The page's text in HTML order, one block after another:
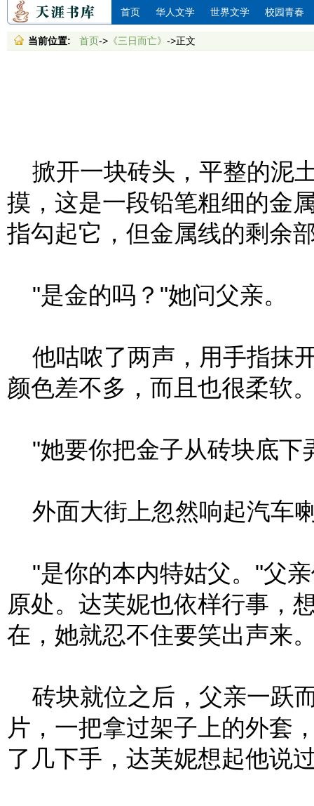
首页 华人文学 世界文学 校园青春
当前位置: 首页-> 《三日而亡》 ->正文
掀开一块砖头，平整的泥
摸，这是一段铅笔粗细的金
指勾起它，但金属线的剩余
"是金的吗？"她问父亲。
他咕哝了两声，用手指抹
颜色差不多，而且也很柔软
"她要你把金子从砖块底
外面大街上忽然响起汽车
"是你的本内特姑父。"父
原处。达芙妮也依样行事，
在，她就忍不住要笑出声来
砖块就位之后，父亲一跃
片，一把拿过架子上的外套
了几下手，达芙妮想起他说